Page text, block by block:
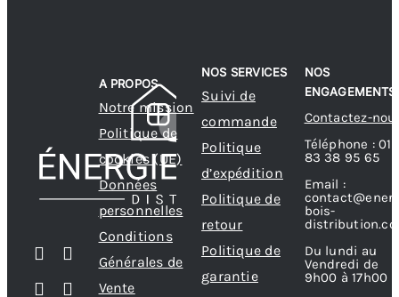
la
page
du
choisies
sur
page
du
A PROPOS
Notre mission
Politique de
cookies (UE)
Données
personnelles
Conditions
Générales de
Vente
NOS SERVICES
Suivi de
commande
Politique
d’expédition
Politique de
retour
Politique de
garantie
NOS
ENGAGEMENTS
Contactez-
Téléphone : 01
83 38 95 65
Email :
bois-
Du lundi au
Vendredi de
9h00 à 17h00